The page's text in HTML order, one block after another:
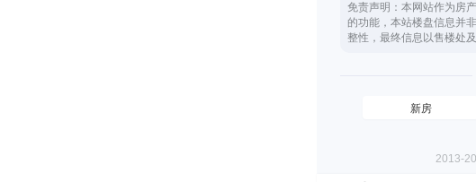
免责声明：本网站作为房
的功能，本站楼盘信息并
整性，最终信息以售楼处
新房
2013-